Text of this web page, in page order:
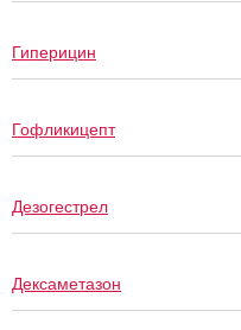
Гиперицин
Гофликицепт
Дезогестрел
Дексаметазон